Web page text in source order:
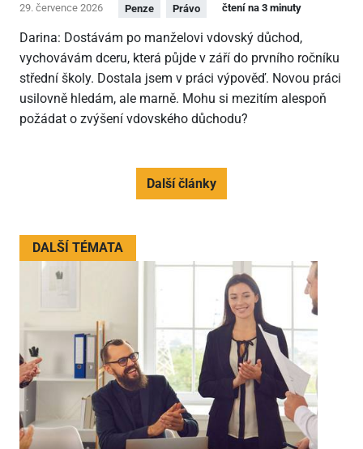
29. července 2026 Penze Právo čtení na 3 minuty
Darina: Dostávám po manželovi vdovský důchod,
vychovávám dceru, která půjde v září do prvního ročníku
střední školy. Dostala jsem v práci výpověď. Novou práci
usilovně hledám, ale marně. Mohu si mezitím alespoň
požádat o zvýšení vdovského důchodu?
Další články
DALŠÍ TÉMATA